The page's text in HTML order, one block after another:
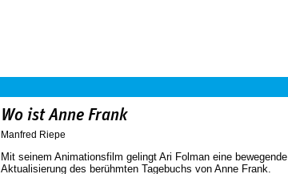
Wo ist Anne Frank
Manfred Riepe
Mit seinem Animationsfilm gelingt Ari Folman eine bewegende
Aktualisierung des berühmten Tagebuchs von Anne Frank.